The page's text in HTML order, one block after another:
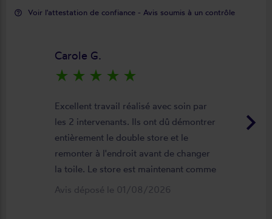
help_outline Voir l'attestation de confiance - Avis soumis à un contrôle
keyboard_arrow_right
Carole G.
star_rate star_rate star_rate star_rate star_rate
Excellent travail réalisé avec soin par
les 2 intervenants. Ils ont dû démontrer
entièrement le double store et le
remonter à l'endroit avant de changer
la toile. Le store est maintenant comme
neuf, parfaitement positionné et
Avis déposé le 01/08/2026